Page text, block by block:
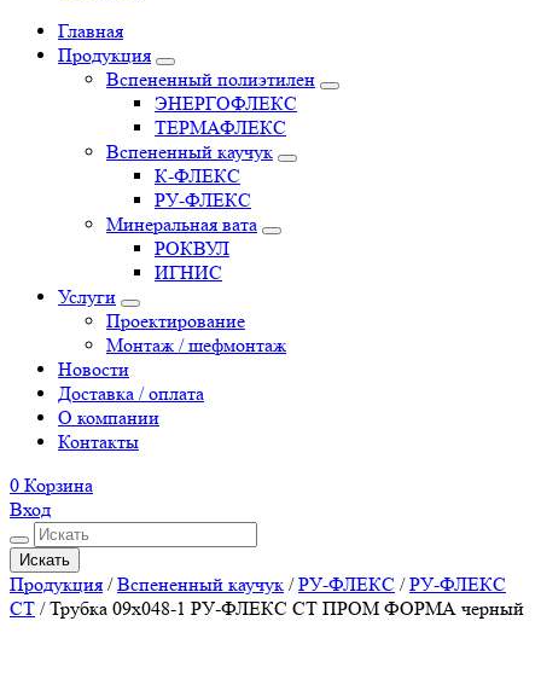
Главная
Продукция
Вспененный полиэтилен
ЭНЕРГОФЛЕКС
ТЕРМАФЛЕКС
Вспененный каучук
К-ФЛЕКС
РУ-ФЛЕКС
Минеральная вата
РОКВУЛ
ИГНИС
Услуги
Проектирование
Монтаж / шефмонтаж
Новости
Доставка / оплата
О компании
Контакты
0 Корзина
Вход
Искать
Продукция /Вспененный каучук /РУ-ФЛЕКС /РУ-ФЛЕКС
СТ /Трубка 09х048-1 РУ-ФЛЕКС СТ ПРОМ ФОРМА черный